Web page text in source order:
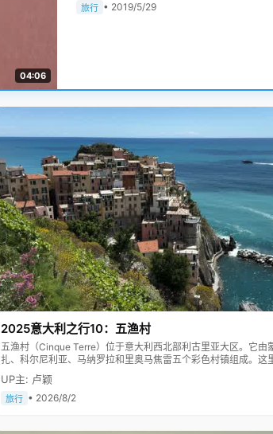
04:06
旅行 • 2019/5/29
2025意大利之行10：五渔村
五渔村（Cinque Terre）位于意大利西北部利古里亚大区。它由
扎、科尔尼利亚、马纳罗拉和里奥马焦雷五个彩色村镇组成。这
色彩斑斓，1997年被列为世界文化遗产。
UP主: 卢颖
旅行 • 2026/8/2